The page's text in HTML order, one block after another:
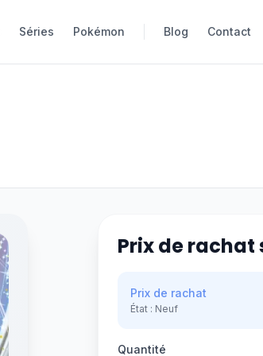
Séries Pokémon Blog Contact
Séries Pokémon Blog Contact
Prix de rachat
Prix de rachat
État : Neuf
Quantité